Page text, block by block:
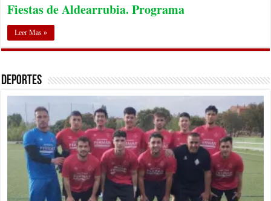
Fiestas de Aldearrubia. Programa
Leer Mas »
Deportes